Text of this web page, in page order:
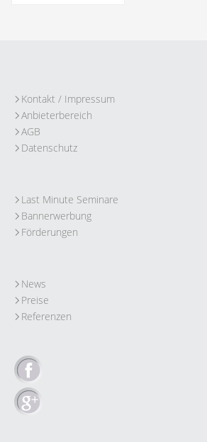
Kontakt / Impressum
Anbieterbereich
AGB
Datenschutz
Last Minute Seminare
Bannerwerbung
Förderungen
News
Preise
Referenzen